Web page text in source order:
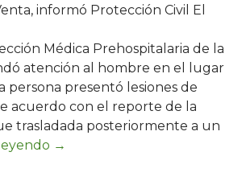
informó Protección Civil El
Médica Prehospitalaria de la
atención al hombre en el lugar
persona presentó lesiones de
acuerdo con el reporte de la
trasladada posteriormente a un